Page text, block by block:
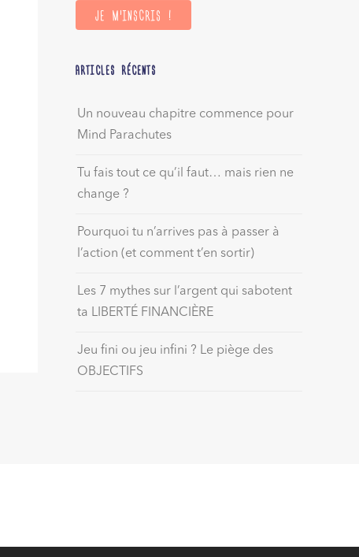
ARTICLES RÉCENTS
Un nouveau chapitre commence pour
Mind Parachutes
Tu fais tout ce qu’il faut… mais rien ne
change ?
Pourquoi tu n’arrives pas à passer à
l’action (et comment t’en sortir)
Les 7 mythes sur l’argent qui sabotent
ta LIBERTÉ FINANCIÈRE
Jeu fini ou jeu infini ? Le piège des
OBJECTIFS